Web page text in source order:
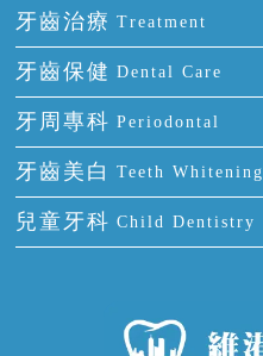
多顆牙缺失
半口缺失
全口缺失
前牙反頜
牙齒擁擠
牙齒前突
牙齒稀疏
全瓷牙
烤瓷牙
氟斑牙
四環素牙
活動假牙
牙貼面
牙齒治療 Treatment
補牙
智齒
根管治療
拔牙
牙痛
牙齒保健 Dental Care
正確刷牙
全國愛牙日
預防牙病
牙科通識
牙周專科 Periodontal
牙周炎
牙齦出血
牙齦炎
牙齒美白 Teeth Whitening
冷光美白
兒童牙科 Child Dentistry